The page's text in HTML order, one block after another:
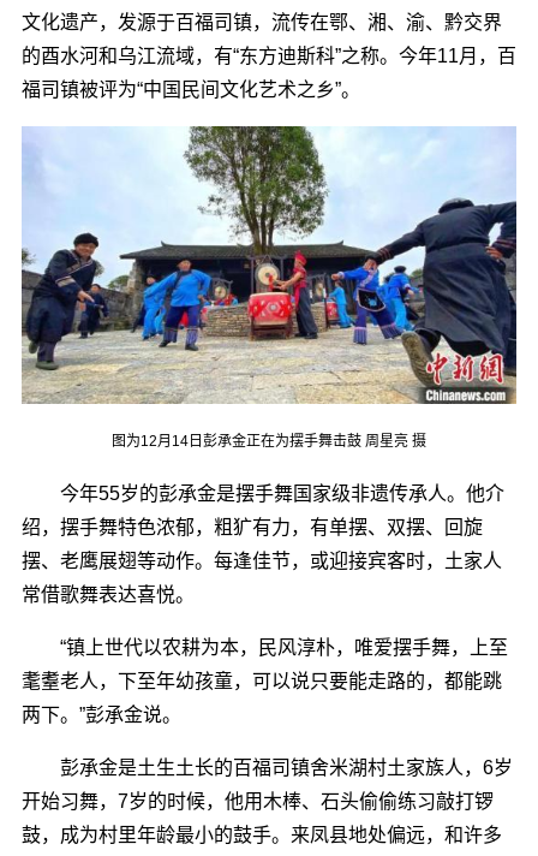
文化遗产，发源于百福司镇，流传在鄂、湘、渝、黔交界
的酉水河和乌江流域，有“东方迪斯科”之称。今年11月，百
福司镇被评为“中国民间文化艺术之乡”。
图为12月14日彭承金正在为摆手舞击鼓 周星亮 摄
今年55岁的彭承金是摆手舞国家级非遗传承人。他介
绍，摆手舞特色浓郁，粗犷有力，有单摆、双摆、回旋
摆、老鹰展翅等动作。每逢佳节，或迎接宾客时，土家人
常借歌舞表达喜悦。
“镇上世代以农耕为本，民风淳朴，唯爱摆手舞，上至
耄耋老人，下至年幼孩童，可以说只要能走路的，都能跳
两下。”彭承金说。
彭承金是土生土长的百福司镇舍米湖村土家族人，6岁
开始习舞，7岁的时候，他用木棒、石头偷偷练习敲打锣
鼓，成为村里年龄最小的鼓手。来凤县地处偏远，和许多